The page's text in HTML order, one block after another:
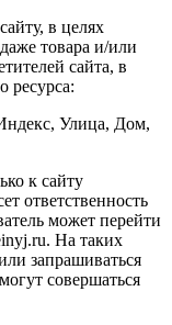
в целях
товара и/или
сайта, в
ресурса:
Улица, Дом,
к сайту
ответственность
может перейти
На таких
запрашиваться
совершаться